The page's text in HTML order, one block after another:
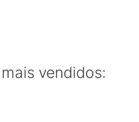
vendidos: